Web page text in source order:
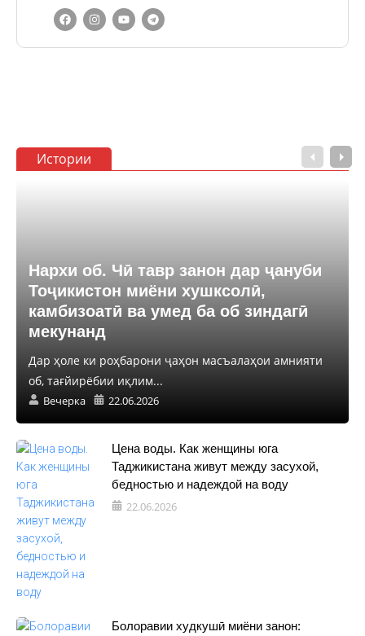
Истории
Нархи об. Чӣ тавр занон дар ҷануби
Тоҷикистон миёни хушксолӣ,
камбизоатӣ ва умед ба об зиндагӣ
мекунанд
Дар ҳоле ки роҳбарони ҷаҳон масъалаҳои амнияти
об, тағйирёбии иқлим...
Вечерка 22.06.2026
Цена воды. Как женщины юга
Таджикистана живут между засухой,
бедностью и надеждой на воду
22.06.2026
Болоравии худкушӣ миёни занон: